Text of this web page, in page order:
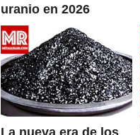
uranio en 2026
La nueva era de los